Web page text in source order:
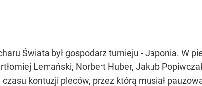
Świata był gospodarz turnieju - Japonia. W
Lemański, Norbert Huber, Jakub
kontuzji pleców, przez którą musiał